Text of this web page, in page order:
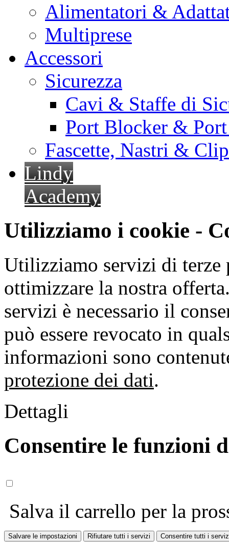
Alimentatori &
Multiprese
Accessori
Sicurezza
Cavi & Staffe di
Port Blocker &
Fascette, Nastri &
Lindy
Academy
Utilizziamo i cookie -
Utilizziamo servizi di terze
ottimizzare la nostra
servizi è necessario il
può essere revocato in
informazioni sono
protezione dei dati.
Dettagli
Consentire le funzioni
Salva il carrello per la
Salvare le impostazioni Rifiutare tutti i servizi Consentire tutti i